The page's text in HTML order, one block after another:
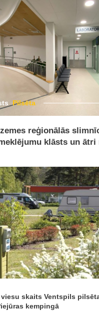
Pilsēta
reģionālās
klāsts un ātri
skaits Ventspils
kempingā